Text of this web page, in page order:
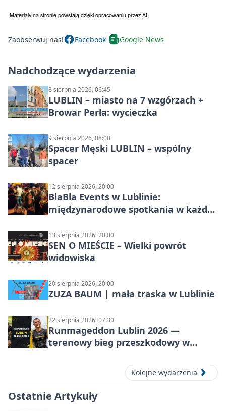
Zaobserwuj nas! Facebook Google News
Nadchodzące wydarzenia
8 sierpnia 2026, 06:45
LUBLIN – miasto na 7 wzgórzach +
Browar Perła: wycieczka
9 sierpnia 2026, 08:00
Spacer Męski LUBLIN – wspólny
spacer
12 sierpnia 2026, 20:00
BlaBla Events w Lublinie:
międzynarodowe spotkania w każdą
13 sierpnia 2026, 20:00
SEN O MIEŚCIE – Wielki powrót
widowiska
20 sierpnia 2026, 20:00
ZUZA BAUM | mała traska w Lublinie
22 sierpnia 2026, 07:30
Runmageddon Lublin 2026 —
terenowy bieg przeszkodowy w
Kolejne wydarzenia
Ostatnie Artykuły